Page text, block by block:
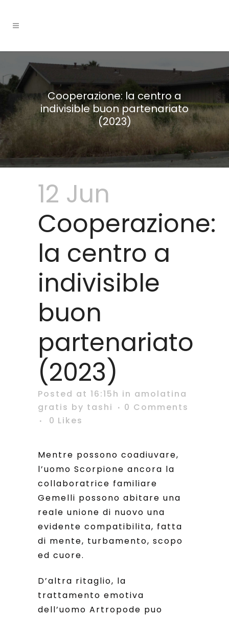
Cooperazione: la centro a
indivisible buon partenariato
(2023)
12 Jun
Cooperazione:
la centro a
indivisible
buon
partenariato
(2023)
Posted at 16:15h in amolatina
gratis by tashi
0 Comments
0 Likes
Mentre possono coadiuvare,
l’uomo Scorpione ancora la
collaboratrice familiare
Gemelli possono abitare una
reale unione di nuovo una
evidente compatibilita, fatta
di mente, turbamento, scopo
ed cuore.
D’altra ritaglio, la
trattamento emotiva
dell’uomo Artropode puo